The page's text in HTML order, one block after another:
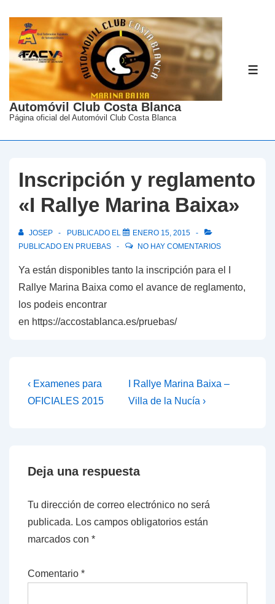
Saltar
contenido
principal
Automóvil Club Costa Blanca
Página oficial del Automóvil Club Costa Blanca
Inscripción y reglamento
«I Rallye Marina Baixa»
JOSEP PUBLICADO EL
ENERO 15, 2015
PUBLICADO EN PRUEBAS NO HAY COMENTARIOS
Ya están disponibles tanto la inscripción para el I
Rallye Marina Baixa como el avance de reglamento,
los podeis encontrar
en https://accostablanca.es/pruebas/
Navegación
de
La
entrada
‹ Examenes para
OFICIALES 2015
La
entrada
I Rallye Marina Baixa –
Villa de la Nucía ›
Deja una respuesta
Tu dirección de correo electrónico no será
publicada. Los campos obligatorios están
marcados con *
Comentario *